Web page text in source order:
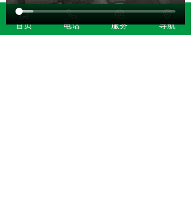
ꀇ
首页
ꂅ
电话
ꁵ
服务
ꀷ
导航